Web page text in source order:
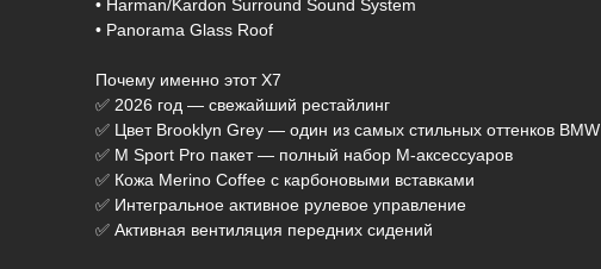
• Harman/Kardon Surround Sound System
• Panorama Glass Roof
Почему именно этот X7
✅ 2026 год — свежайший рестайлинг
✅ Цвет Brooklyn Grey — один из самых стильных оттенков BMW
✅ M Sport Pro пакет — полный набор M-аксессуаров
✅ Кожа Merino Coffee с карбоновыми вставками
✅ Интегральное активное рулевое управление
✅ Активная вентиляция передних сидений